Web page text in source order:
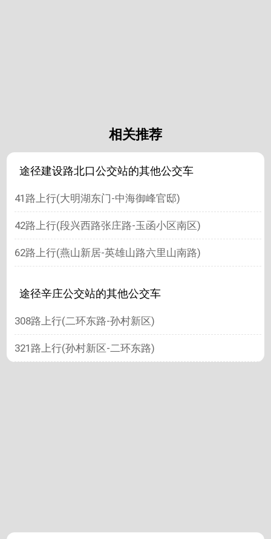
相关推荐
途径建设路北口公交站的其他公交车
41路上行(大明湖东门-中海御峰官邸)
42路上行(段兴西路张庄路-玉函小区南区)
62路上行(燕山新居-英雄山路六里山南路)
途径辛庄公交站的其他公交车
308路上行(二环东路-孙村新区)
321路上行(孙村新区-二环东路)